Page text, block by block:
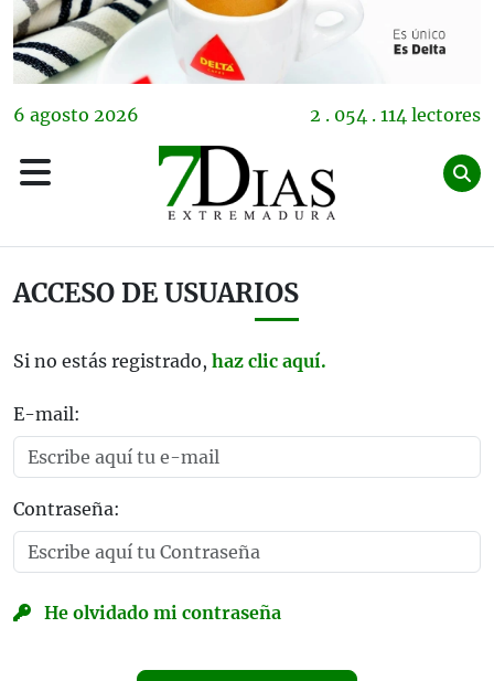
6 agosto 2026 2 . 054 . 114 lectores
ACCESO DE USUARIOS
Si no estás registrado, haz clic aquí.
E-mail:
Contraseña:
He olvidado mi contraseña